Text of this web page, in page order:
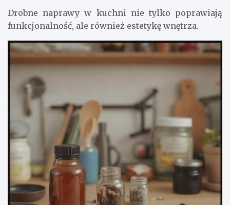
Drobne naprawy w kuchni nie tylko poprawiają
funkcjonalność, ale również estetykę wnętrza.